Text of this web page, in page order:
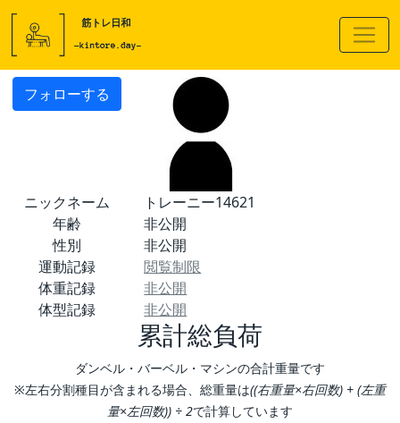
フォローする
ニックネーム
トレーニー14621
年齢
非公開
性別
非公開
運動記録
閲覧制限
体重記録
非公開
体型記録
非公開
累計総負荷
ダンベル・バーベル・マシンの合計重量です
※左右分割種目が含まれる場合、総重量は((右重量×右回数) + (左重
量×左回数)) ÷ 2で計算しています